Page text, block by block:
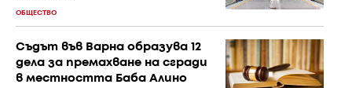
ОБЩЕСТВО
Съдът във Варна образува 12
дела за премахване на сгради
в местността Баба Алино